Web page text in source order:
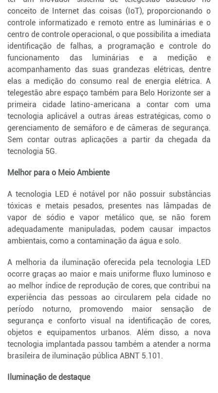
conceito de Internet das coisas (IoT), proporcionando o
controle informatizado e remoto entre as luminárias e o
centro de controle operacional, o que possibilita a imediata
identificação de falhas, a programação e controle do
funcionamento das luminárias e a medição e
acompanhamento das suas grandezas elétricas, dentre
elas a medição do consumo real de energia elétrica. A
telegestão abre espaço também para Belo Horizonte ser a
primeira cidade latino-americana a contar com uma
tecnologia aplicável a outras áreas estratégicas, como o
gerenciamento de semáforo e de câmeras de segurança.
Sem contar outras aplicações a partir da chegada da
tecnologia 5G.
Melhor para o Meio Ambiente
A tecnologia LED é notável por não possuir substâncias
tóxicas e metais pesados, presentes nas lâmpadas de
vapor de sódio e vapor metálico que, se não forem
adequadamente manipuladas, podem causar impactos
ambientais, como a contaminação da água e solo.
A melhoria da iluminação oferecida pela tecnologia LED
ocorre graças ao maior e mais uniforme fluxo luminoso e
ao melhor índice de reprodução de cores, que contribui na
experiência das pessoas ao circularem pela cidade no
período noturno, promovendo maior sensação de
segurança e conforto visual na identificação de cores,
objetos e equipamentos urbanos. Além disso, a nova
tecnologia implantada passou também a atender a norma
brasileira de iluminação pública ABNT 5.101.
Iluminação de destaque